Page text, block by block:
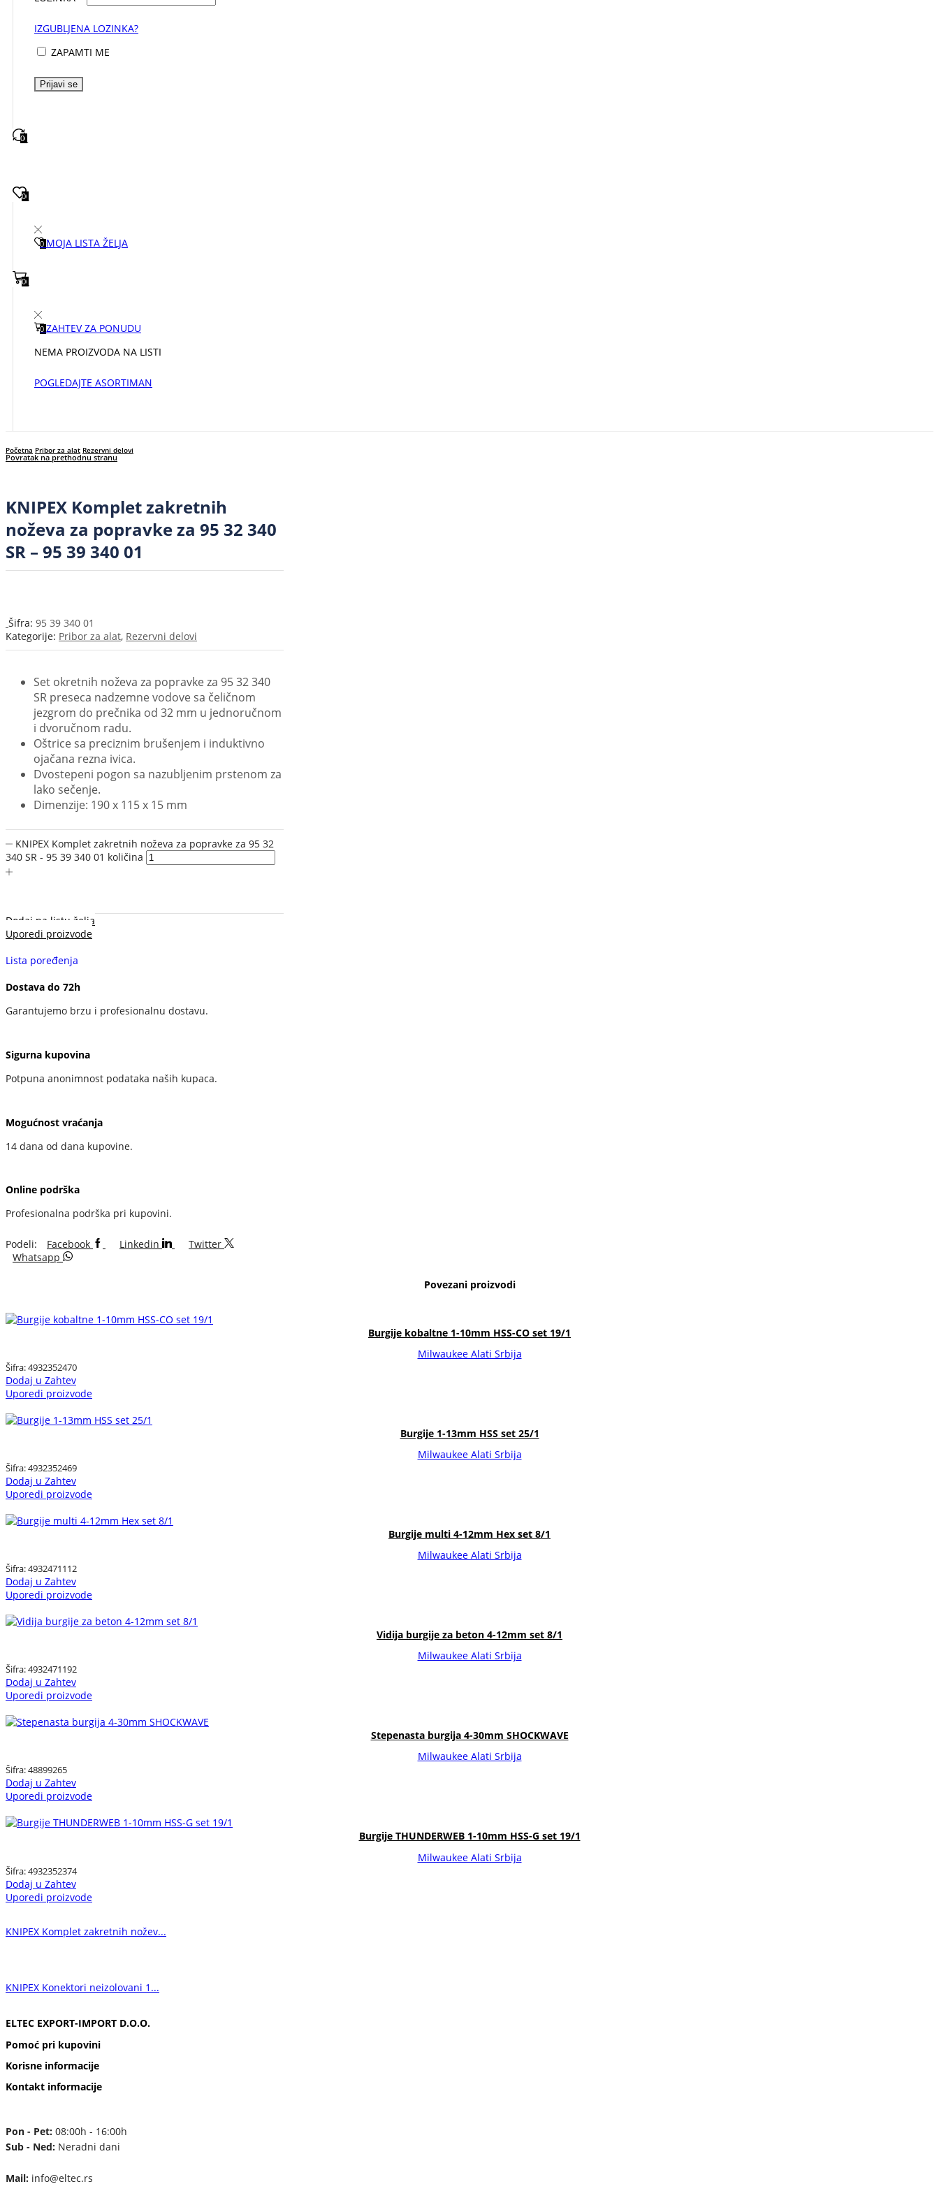
IZGUBLJENA LOZINKA?
ZAPAMTI ME
Prijavi se
0
0
0
0
0 MOJA LISTA ŽELJA
0
0
0 ZAHTEV ZA PONUDU
NEMA PROIZVODA NA LISTI
POGLEDAJTE ASORTIMAN
Početna Pribor za alat Rezervni delovi
Povratak na prethodnu stranu
KNIPEX Komplet zakretnih
noževa za popravke za 95 32 340
SR – 95 39 340 01
Šifra: 95 39 340 01
Kategorije: Pribor za alat, Rezervni delovi
Set okretnih noževa za popravke za 95 32 340
SR preseca nadzemne vodove sa čeličnom
jezgrom do prečnika od 32 mm u jednoručnom
i dvoručnom radu.
Oštrice sa preciznim brušenjem i induktivno
ojačana rezna ivica.
Dvostepeni pogon sa nazubljenim prstenom za
lako sečenje.
Dimenzije: 190 x 115 x 15 mm
KNIPEX Komplet zakretnih noževa za popravke za 95 32
340 SR - 95 39 340 01 količina
Dodaj na listu želja
Uporedi proizvode
Lista poređenja
Dostava do 72h
Garantujemo brzu i profesionalnu dostavu.
Sigurna kupovina
Potpuna anonimnost podataka naših kupaca.
Mogućnost vraćanja
14 dana od dana kupovine.
Online podrška
Profesionalna podrška pri kupovini.
Podeli: Facebook Linkedin
Twitter
Whatsapp
Povezani proizvodi
Burgije kobaltne 1-10mm HSS-CO set 19/1
Milwaukee Alati Srbija
Šifra:4932352470
Dodaj u Zahtev
Uporedi proizvode
Burgije 1-13mm HSS set 25/1
Milwaukee Alati Srbija
Šifra:4932352469
Dodaj u Zahtev
Uporedi proizvode
Burgije multi 4-12mm Hex set 8/1
Milwaukee Alati Srbija
Šifra:4932471112
Dodaj u Zahtev
Uporedi proizvode
Vidija burgije za beton 4-12mm set 8/1
Milwaukee Alati Srbija
Šifra:4932471192
Dodaj u Zahtev
Uporedi proizvode
Stepenasta burgija 4-30mm SHOCKWAVE
Milwaukee Alati Srbija
Šifra:48899265
Dodaj u Zahtev
Uporedi proizvode
Burgije THUNDERWEB 1-10mm HSS-G set 19/1
Milwaukee Alati Srbija
Šifra:4932352374
Dodaj u Zahtev
Uporedi proizvode
KNIPEX Komplet zakretnih nožev...
KNIPEX Konektori neizolovani 1...
ELTEC EXPORT-IMPORT D.O.O.
Pomoć pri kupovini
Korisne informacije
Kontakt informacije
Pon - Pet: 08:00h - 16:00h
Sub - Ned: Neradni dani
Mail: info@eltec.rs